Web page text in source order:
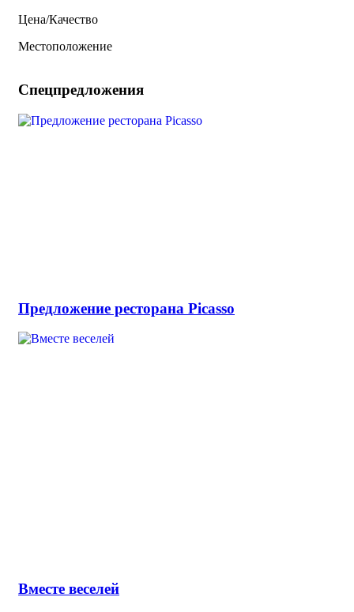
Цена/Качество
Местоположение
Спецпредложения
Предложение ресторана Picasso
Вместе веселей